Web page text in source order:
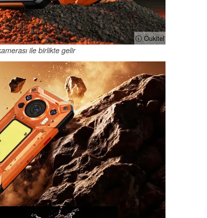
ⓘ Oukitel
ile birlikte gelir